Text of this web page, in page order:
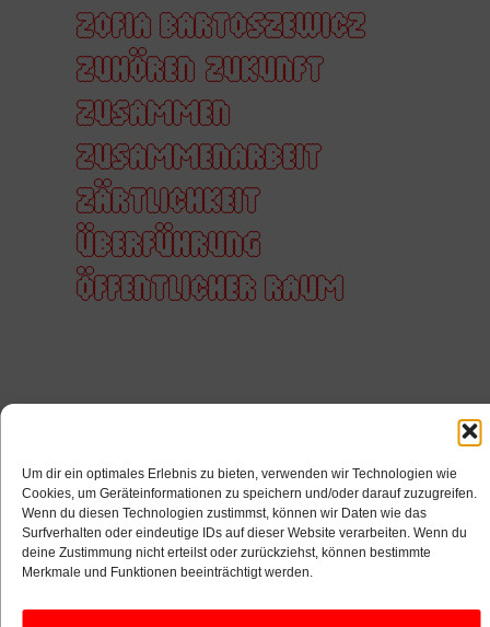
Um dir ein optimales Erlebnis zu bieten, verwenden wir Technologien wie
Cookies, um Geräteinformationen zu speichern und/oder darauf zuzugreifen.
Wenn du diesen Technologien zustimmst, können wir Daten wie das
Surfverhalten oder eindeutige IDs auf dieser Website verarbeiten. Wenn du
deine Zustimmung nicht erteilst oder zurückziehst, können bestimmte
Merkmale und Funktionen beeinträchtigt werden.
ZOFIA BARTOSZEWICZ
ZUHÖREN ZUKUNFT
ZUSAMMEN
ZUSAMMENARBEIT
ZÄRTLICHKEIT
ÜBERFÜHRUNG
ÖFFENTLICHER RAUM